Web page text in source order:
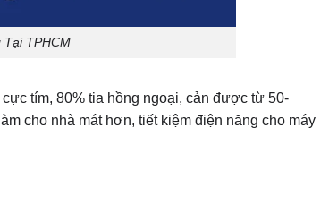
cho nhà mát hơn, tiết kiệm điện năng cho máy